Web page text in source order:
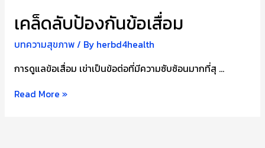
เคล็ดลับป้องกันข้อเสื่อม
บทความสุขภาพ/ By herbd4health
การดูแลข้อเสื่อม เข่าเป็นข้อต่อที่มีความซับซ้อนมากที่สุ …
เคล็ด
Read More »